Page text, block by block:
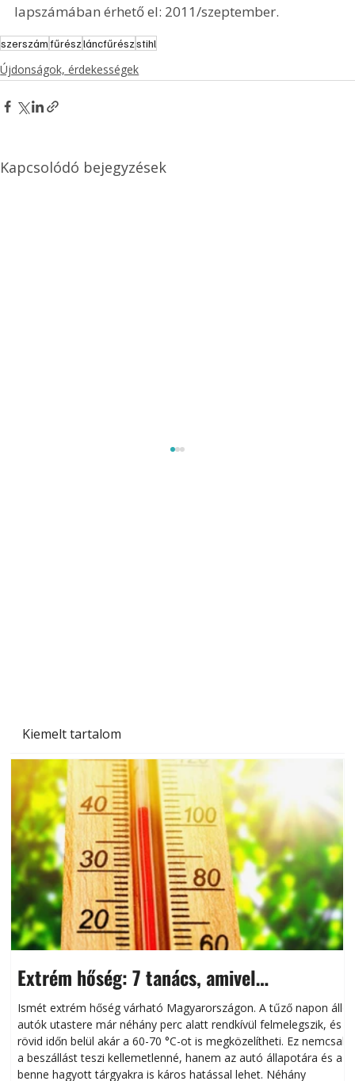
Kiemelt tartalom
Extrém hőség: 7 tanács, amivel
megóvhatjuk autónkat a nyári károktól
Ismét extrém hőség várható Magyarországon. A tűző napon álló
autók utastere már néhány perc alatt rendkívül felmelegszik, és
rövid időn belül akár a 60-70 °C-ot is megközelítheti. Ez nemcsak
a beszállást teszi kellemetlenné, hanem az autó állapotára és a
benne hagyott tárgyakra is káros hatással lehet. Néhány
lapszámában érhető el: 2011/szeptember.
szerszámfűrészláncfűrészstihl
Újdonságok, érdekességek
Kapcsolódó bejegyzések